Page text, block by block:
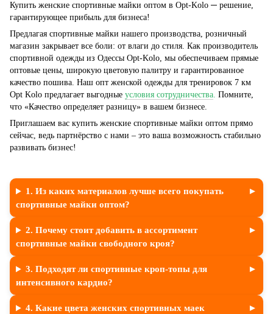
Купить женские спортивные майки оптом в Opt-Kolo ─ решение,
гарантирующее прибыль для бизнеса!
Предлагая спортивные майки нашего производства, розничный
магазин закрывает все боли: от влаги до стиля. Как производитель
спортивной одежды из Одессы Opt-Kolo, мы обеспечиваем прямые
оптовые цены, широкую цветовую палитру и гарантированное
качество пошива. Наш опт женской одежды для тренировок 7 км
Opt Kolo предлагает выгодные условия сотрудничества. Помните,
что «Качество определяет разницу» в вашем бизнесе.
Приглашаем вас купить женские спортивные майки оптом прямо
сейчас, ведь партнёрство с нами – это ваша возможность стабильно
развивать бизнес!
1. Из каких материалов лучше всего покупать
спортивные майки оптом?
2. Почему стоит добавить в ассортимент
спортивные майки свободного кроя?
3. Подходят ли спортивные кроп-топы для
интенсивного кардио?
4. Какие цвета женских спортивных маек